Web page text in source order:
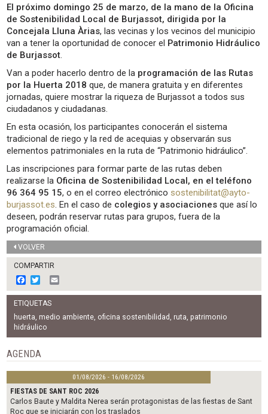
El próximo domingo 25 de marzo, de la mano de la Oficina
de Sostenibilidad Local de Burjassot, dirigida por la
Concejala Lluna Àrias, las vecinas y los vecinos del municipio
van a tener la oportunidad de conocer el Patrimonio Hidráulico
de Burjassot.
Van a poder hacerlo dentro de la programación de las Rutas
por la Huerta 2018 que, de manera gratuita y en diferentes
jornadas, quiere mostrar la riqueza de Burjassot a todos sus
ciudadanos y ciudadanas.
En esta ocasión, los participantes conocerán el sistema
tradicional de riego y la red de acequias y observarán sus
elementos patrimoniales en la ruta de “Patrimonio hidráulico”.
Las inscripciones para formar parte de las rutas deben
realizarse la Oficina de Sostenibilidad Local, en el teléfono
96 364 95 15, o en el correo electrónico sostenibilitat@ayto-
burjassot.es. En el caso de colegios y asociaciones que así lo
deseen, podrán reservar rutas para grupos, fuera de la
programación oficial.
VOLVER
COMPARTIR
F
a
c
e
b
o
o
w
i
t
t
e
r
m
a
l
ETIQUETAS
huerta, medio ambiente, oficina sostenibilidad , ruta, patrimonio
hidráulico
AGENDA
01/08/2026 - 16/08/2026
FIESTAS DE SANT ROC 2026
Carlos Baute y Maldita Nerea serán protagonistas de las fiestas de Sant
Roc que se iniciarán con los traslados